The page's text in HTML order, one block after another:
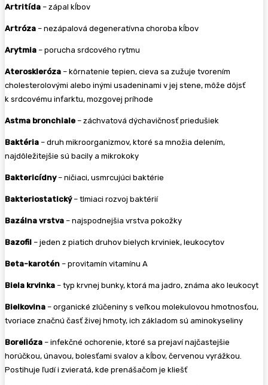
Artritída – zápal kĺbov
Artróza – nezápalová degeneratívna choroba kĺbov
Arytmia – porucha srdcového rytmu
Ateroskleróza – kôrnatenie tepien, cieva sa zužuje tvorením
cholesterolovými alebo inými usadeninami v jej stene, môže dôjsť
k srdcovému infarktu, mozgovej príhode
Astma bronchiale – záchvatová dýchavičnosť priedušiek
Baktéria – druh mikroorganizmov, ktoré sa množia delením,
najdôležitejšie sú bacily a mikrokoky
Baktericídny– ničiaci, usmrcujúci baktérie
Bakteriostatický– tlmiaci rozvoj baktérií
Bazálna vrstva – najspodnejšia vrstva pokožky
Bazofil – jeden z piatich druhov bielych krviniek, leukocytov
Beta-karotén – provitamín vitamínu A
Biela krvinka – typ krvnej bunky, ktorá ma jadro, známa ako leukocyt
Bielkovina – organické zlúčeniny s veľkou molekulovou hmotnosťou,
tvoriace značnú časť živej hmoty, ich základom sú aminokyseliny
Borelióza – infekčné ochorenie, ktoré sa prejaví najčastejšie
horúčkou, únavou, bolesťami svalov a kĺbov, červenou vyrážkou.
Postihuje ľudí i zvieratá, kde prenášačom je kliešť